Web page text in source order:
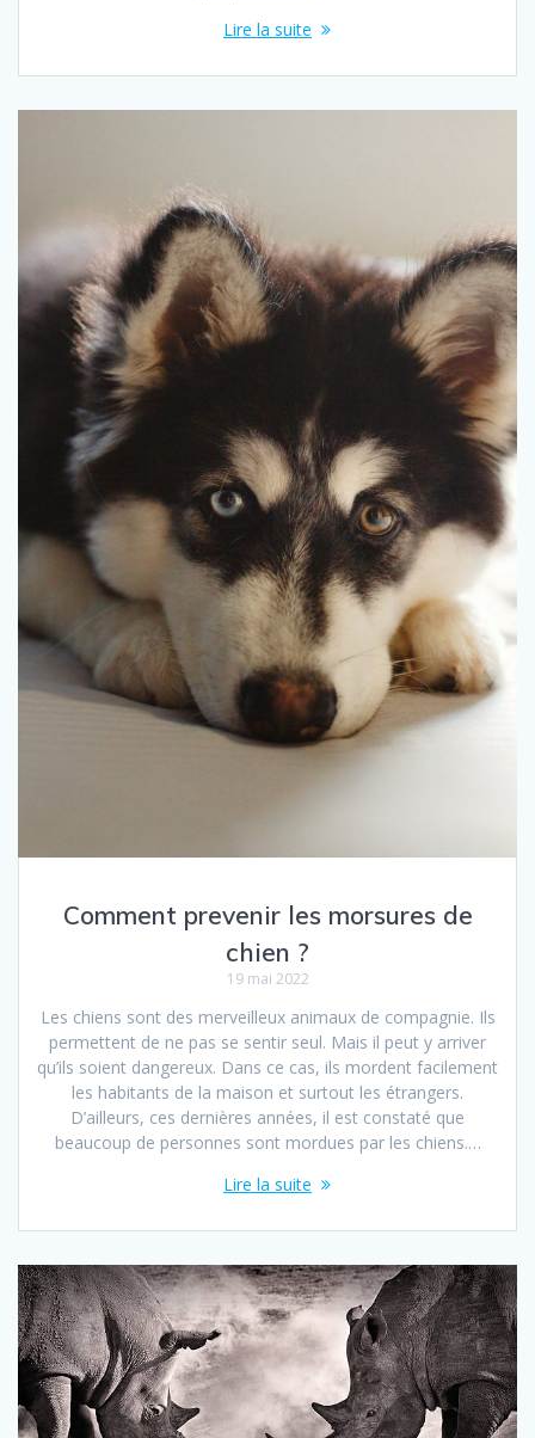
Lire la suite
Comment prevenir les morsures de
chien ?
19 mai 2022
Les chiens sont des merveilleux animaux de compagnie. Ils
permettent de ne pas se sentir seul. Mais il peut y arriver
qu’ils soient dangereux. Dans ce cas, ils mordent facilement
les habitants de la maison et surtout les étrangers.
D’ailleurs, ces dernières années, il est constaté que
beaucoup de personnes sont mordues par les chiens.…
Lire la suite